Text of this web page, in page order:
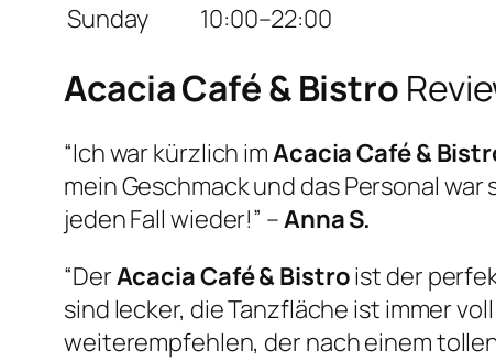
Sunday
10:00–22:00
Acacia Café & Bistro
“Ich war kürzlich imAcacia Café &
mein Geschmack und das Personal
jeden Fall wieder!” –Anna S.
“DerAcacia Café & Bistroist der
sind lecker, die Tanzfläche ist immer
weiterempfehlen, der nach einem